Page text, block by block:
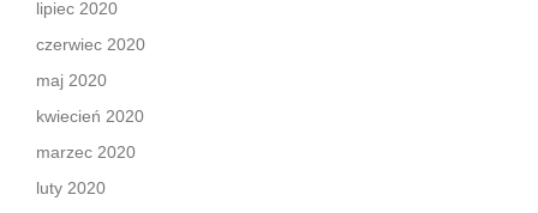
lipiec 2020
czerwiec 2020
maj 2020
kwiecień 2020
marzec 2020
luty 2020